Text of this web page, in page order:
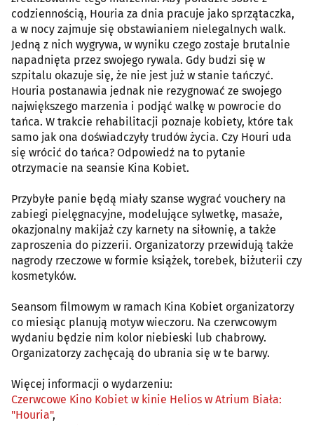
codziennością, Houria za dnia pracuje jako sprzątaczka,
a w nocy zajmuje się obstawianiem nielegalnych walk.
Jedną z nich wygrywa, w wyniku czego zostaje brutalnie
napadnięta przez swojego rywala. Gdy budzi się w
szpitalu okazuje się, że nie jest już w stanie tańczyć.
Houria postanawia jednak nie rezygnować ze swojego
największego marzenia i podjąć walkę w powrocie do
tańca. W trakcie rehabilitacji poznaje kobiety, które tak
samo jak ona doświadczyły trudów życia. Czy Houri uda
się wrócić do tańca? Odpowiedź na to pytanie
otrzymacie na seansie Kina Kobiet.
Przybyłe panie będą miały szanse wygrać vouchery na
zabiegi pielęgnacyjne, modelujące sylwetkę, masaże,
okazjonalny makijaż czy karnety na siłownię, a także
zaproszenia do pizzerii. Organizatorzy przewidują także
nagrody rzeczowe w formie książek, torebek, biżuterii czy
kosmetyków.
Seansom filmowym w ramach Kina Kobiet organizatorzy
co miesiąc planują motyw wieczoru. Na czerwcowym
wydaniu będzie nim kolor niebieski lub chabrowy.
Organizatorzy zachęcają do ubrania się w te barwy.
Więcej informacji o wydarzeniu:
Czerwcowe Kino Kobiet w kinie Helios w Atrium Biała:
"Houria",